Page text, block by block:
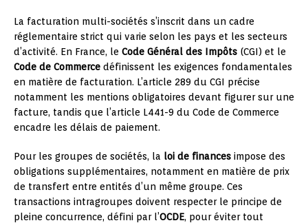
La facturation multi-sociétés s’inscrit dans un cadre
réglementaire strict qui varie selon les pays et les secteurs
d’activité. En France, le Code Général des Impôts (CGI) et le
Code de Commerce définissent les exigences fondamentales
en matière de facturation. L’article 289 du CGI précise
notamment les mentions obligatoires devant figurer sur une
facture, tandis que l’article L441-9 du Code de Commerce
encadre les délais de paiement.
Pour les groupes de sociétés, la loi de finances impose des
obligations supplémentaires, notamment en matière de prix
de transfert entre entités d’un même groupe. Ces
transactions intragroupes doivent respecter le principe de
pleine concurrence, défini par l’OCDE, pour éviter tout